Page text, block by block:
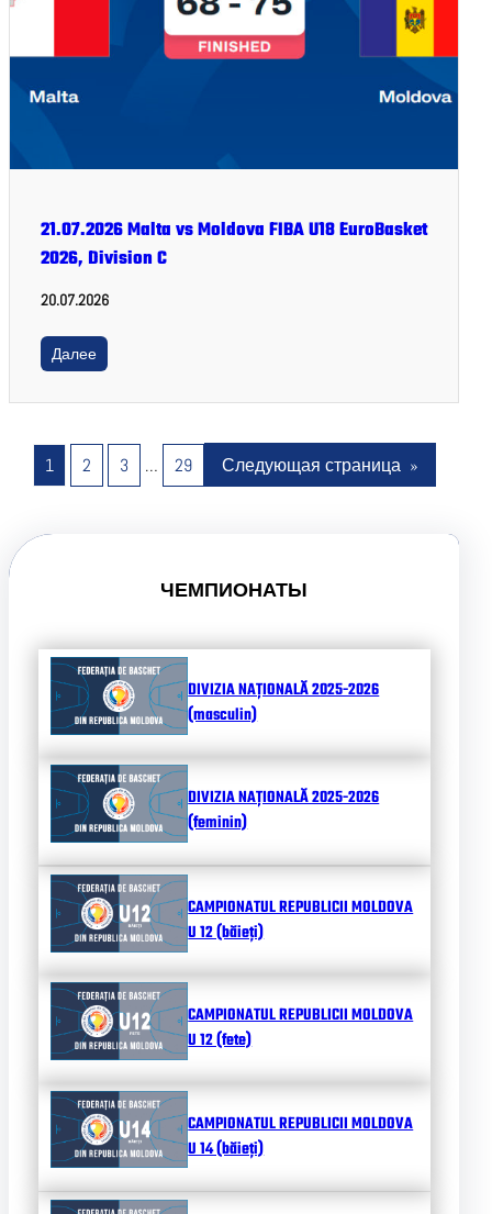
21.07.2026 Malta vs Moldova FIBA U18 EuroBasket
2026, Division C
20.07.2026
Далее
1 2 3 … 29 Следующая страница »
ЧЕМПИОНАТЫ
DIVIZIA NAȚIONALĂ 2025-2026
(masculin)
DIVIZIA NAȚIONALĂ 2025-2026
(feminin)
CAMPIONATUL REPUBLICII MOLDOVA
U 12 (băieți)
CAMPIONATUL REPUBLICII MOLDOVA
U 12 (fete)
CAMPIONATUL REPUBLICII MOLDOVA
U 14 (băieți)